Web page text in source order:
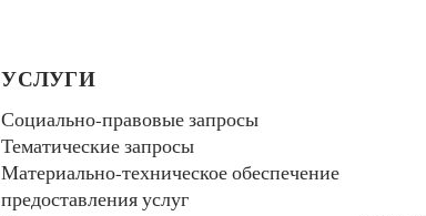
УСЛУГИ
Социально-правовые запросы
Тематические запросы
Материально-техническое обеспечение
предоставления услуг